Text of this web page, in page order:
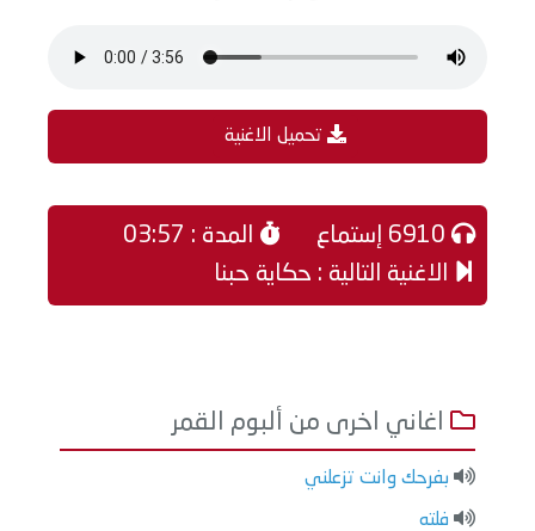
تحميل الاغنية
المدة : 03:57
الاغنية التالية : حكاية حبنا
اغاني اخرى من ألبوم القمر
بفرحك وانت تزعلني
فلته